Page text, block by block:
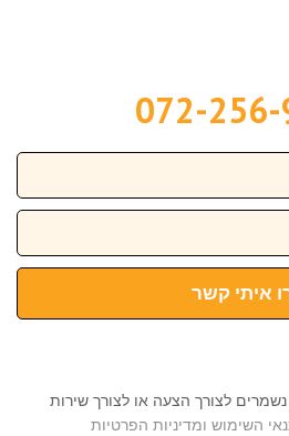
072-
איתי קשר
לצורך הצעה או לצורך שירות
השימוש ומדיניות הפרטיות